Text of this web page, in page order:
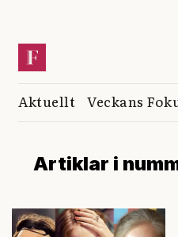
Aktuellt Veckans
Artiklar i